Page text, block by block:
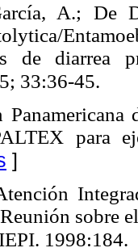
A.; De
de diarrea
33:36-45.
para
]
sobre
1998:184.